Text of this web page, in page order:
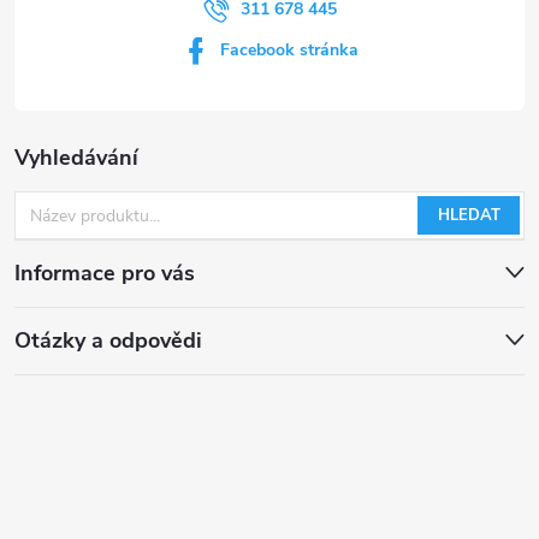
Vyhledávání
HLEDAT
Informace pro vás
Otázky a odpovědi
311 678 445
Facebook stránka